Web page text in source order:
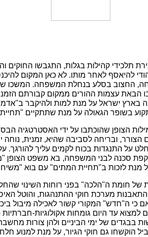
תלכידי קהילות בגלות, התגבשו החוקים
להיאסף לאחר מותו. לא כאן המקום
החצוב בסלע בנחלת המשפחה. המשכו של
הבאת עצמות ההורים ממקום קבורתם
בארץ ישראל על מנת למות ולהיקבר
בשופר הגאולה על מנת שתתקיים
הצופן שהוכתבו על ידי האסטרטגיה
ובריחה לסביבה שהיא, זמנית, נוחה
על התנגדות בכוח לקמים עליך
סכנה לבני המשפחה, בא משפט הצופן
מנת לזכות ב"תחיית המתים" עם בוא "משיח
חומת ה"הלכה" בפני רוחות השינוי שהחלו
מערכת חוקי ההתנהגות, והוטל
כי ה"חדש" המקורי קשור לאכילה מיבול
למצוא עד היום גומחות אקולוגיות-
בבגדים של ימי הביניים ולהן צורות
הוקשחו גם חוקי הגיור, על מנת למנוע